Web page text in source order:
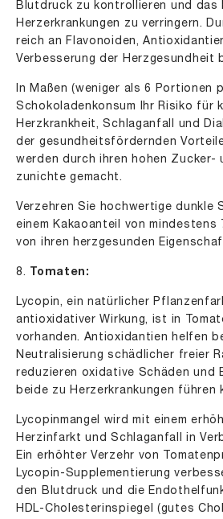
Blutdruck zu kontrollieren und das
Herzerkrankungen zu verringern.
reich an Flavonoiden,
Verbesserung der Herzgesundheit
In Maßen (weniger als 6 Portionen
Schokoladenkonsum Ihr Risiko für
Herzkrankheit, Schlaganfall und
der gesundheitsfördernden
werden durch ihren hohen Zucker-
zunichte gemacht.
Verzehren Sie hochwertige dunkle
einem Kakaoanteil von mindestens
von ihren herzgesunden
8. Tomaten:
Lycopin, ein natürlicher
antioxidativer Wirkung, ist in
vorhanden. Antioxidantien helfen
Neutralisierung schädlicher freier
reduzieren oxidative Schäden und
beide zu Herzerkrankungen führen
Lycopinmangel wird mit einem
Herzinfarkt und Schlaganfall in
Ein erhöhter Verzehr von
Lycopin-Supplementierung
den Blutdruck und die
HDL-Cholesterinspiegel (gutes